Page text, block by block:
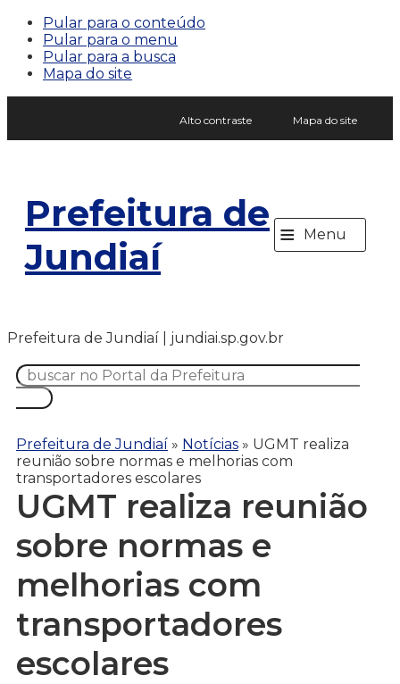
Pular para o conteúdo
Pular para o menu
Pular para a busca
Mapa do site
Alto contraste Mapa do site
Prefeitura de
Jundiaí
≡ Menu
Prefeitura de Jundiaí | jundiai.sp.gov.br
Prefeitura de Jundiaí » Notícias » UGMT realiza
reunião sobre normas e melhorias com
transportadores escolares
UGMT realiza reunião
sobre normas e
melhorias com
transportadores
escolares